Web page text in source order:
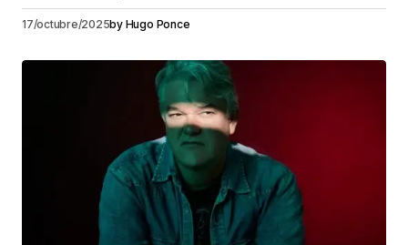
17/octubre/2025by Hugo Ponce